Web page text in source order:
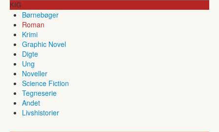
KIG
Børnebøger
Roman
Krimi
Graphic Novel
Digte
Ung
Noveller
Science Fiction
Tegneserie
Andet
Livshistorier